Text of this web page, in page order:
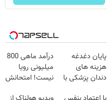
پایان دغدغه
هزینه های
دندان پزشکی با
درآمد ماهی 800
میلیونی رویا
نیست! امتحانش